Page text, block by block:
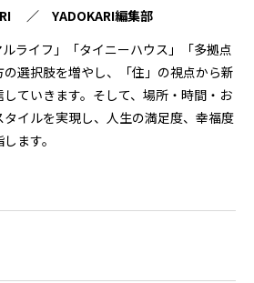
／ YADOKARI編集部
ライフ」「タイニーハウス」「多拠点
選択肢を増やし、「住」の視点から新
ていきます。そして、場所・時間・お
イルを実現し、人生の満足度、幸福度
ます。